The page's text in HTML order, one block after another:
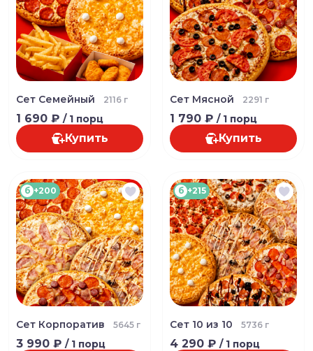
Сет Семейный 2116 г
1 690 ₽ / 1 порц
Купить
Сет Мясной 2291 г
1 790 ₽ / 1 порц
Купить
б +200
Сет Корпоратив 5645 г
3 990 ₽ / 1 порц
б +215
Сет 10 из 10 5736 г
4 290 ₽ / 1 порц